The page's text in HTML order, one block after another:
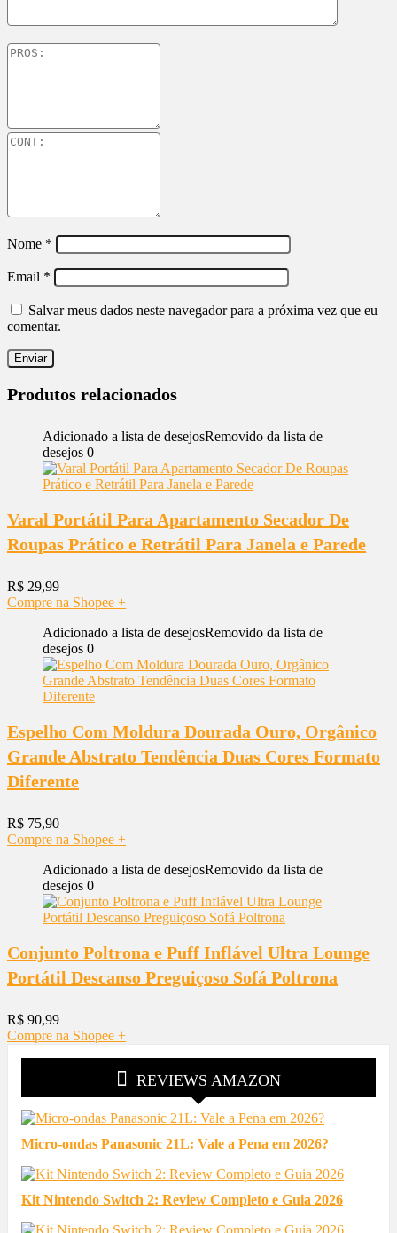
Nome *
Email *
Salvar meus dados neste navegador para a próxima vez que eu
comentar.
Produtos relacionados
Adicionado a lista de desejosRemovido da lista de
desejos 0
Varal Portátil Para Apartamento Secador De
Roupas Prático e Retrátil Para Janela e Parede
R$ 29,99
Compre na Shopee +
Adicionado a lista de desejosRemovido da lista de
desejos 0
Espelho Com Moldura Dourada Ouro, Orgânico
Grande Abstrato Tendência Duas Cores Formato
Diferente
R$ 75,90
Compre na Shopee +
Adicionado a lista de desejosRemovido da lista de
desejos 0
Conjunto Poltrona e Puff Inflável Ultra Lounge
Portátil Descanso Preguiçoso Sofá Poltrona
R$ 90,99
Compre na Shopee +
REVIEWS AMAZON
Micro-ondas Panasonic 21L: Vale a Pena em 2026?
Kit Nintendo Switch 2: Review Completo e Guia 2026